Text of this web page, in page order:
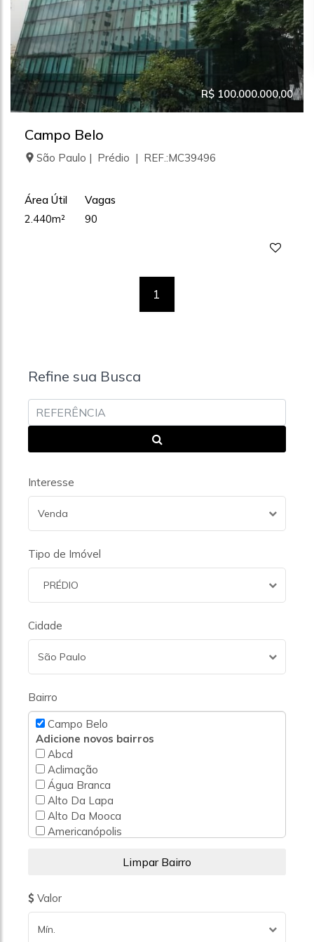
R$ 100.000.000,00
Campo Belo
São Paulo | Prédio | REF.:MC39496
Área Útil
2.440m²
Vagas
90
1
Refine sua Busca
Interesse
Venda
Tipo de Imóvel
PRÉDIO
Cidade
São Paulo
Bairro
Campo Belo
Adicione novos bairros
Abcd
Aclimação
Água Branca
Alto Da Lapa
Alto Da Mooca
Americanópolis
Bom Retiro
Bosque Da Saúde
Brás
Valor
Mín.